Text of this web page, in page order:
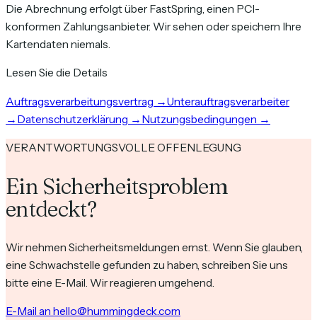
Die Abrechnung erfolgt über FastSpring, einen PCI-
konformen Zahlungsanbieter. Wir sehen oder speichern Ihre
Kartendaten niemals.
Lesen Sie die Details
Auftragsverarbeitungsvertrag →Unterauftragsverarbeiter
→ Datenschutzerklärung → Nutzungsbedingungen →
VERANTWORTUNGSVOLLE OFFENLEGUNG
Ein Sicherheitsproblem
entdeckt?
Wir nehmen Sicherheitsmeldungen ernst. Wenn Sie glauben,
eine Schwachstelle gefunden zu haben, schreiben Sie uns
bitte eine E-Mail. Wir reagieren umgehend.
E-Mail an hello@hummingdeck.com